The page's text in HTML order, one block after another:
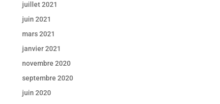
juillet 2021
juin 2021
mars 2021
janvier 2021
novembre 2020
septembre 2020
juin 2020